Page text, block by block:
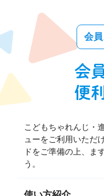
会
こどもちゃれんじ・
ューをご利用いただ
ドをご準備の上、ま
う。